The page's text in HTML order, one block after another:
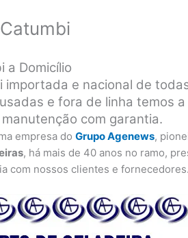
a Domicílio
e nacional de
e fora de linha temos
com garantia.
empresa doGrupo Agenews,
, há mais de 40 anos no ramo,
com nossos clientes e fornecedores.